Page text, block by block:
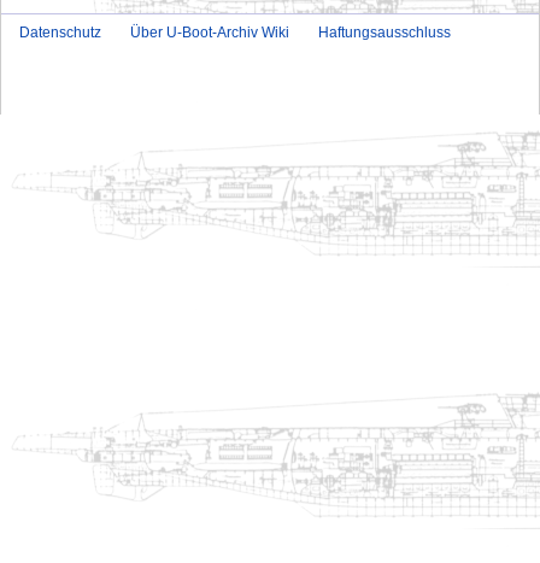
Datenschutz Über U-Boot-Archiv Wiki Haftungsausschluss